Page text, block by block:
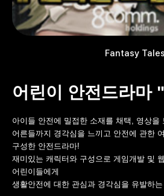
Fantasy Tales
어린이 안전드라마
아이들 안전에 밀접한 소재를 채택, 영상을
어른들까지 경각심을 느끼고 안전에 관한
구성한 안전드라마!
재미있는 캐릭터와 구성으로 게임개발 및
어린이들에게
생활안전에 대한 관심과 경각심을 유발하